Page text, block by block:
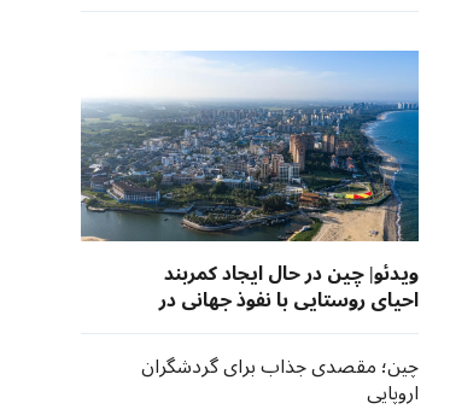
ویدئو| چین در حال ایجاد کمربند
احیای روستایی با نفوذ جهانی در
های‌نان
چین؛ مقصدی جذاب برای گردشگران
اروپایی